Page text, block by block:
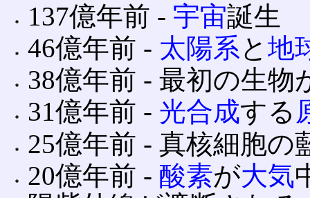
137億年前 ‐ 宇宙誕生
46億年前 ‐ 太陽系と 地
38億年前 ‐ 最初の生物
31億年前 ‐ 光合成する
25億年前 ‐ 真核細胞の
20億年前 ‐ 酸素が大気